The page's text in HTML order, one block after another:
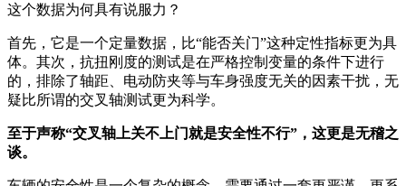
这个数据为何具有说服力？
首先，它是一个定量数据，比“能否关门”这种定性指标更为具
体。其次，抗扭刚度的测试是在严格控制变量的条件下进行
的，排除了轴距、电动防夹等与车身强度无关的因素干扰，无
疑比所谓的交叉轴测试更为科学。
至于声称“交叉轴上关不上门就是安全性不行”，这更是无稽之
谈。